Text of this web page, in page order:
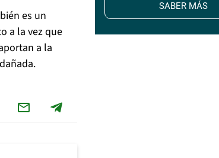
es un
a la vez que
a la
SABER MÁS